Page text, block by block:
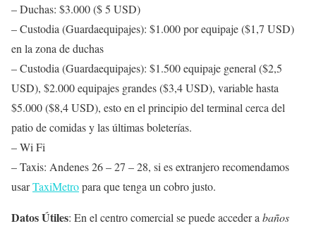
– Duchas: $3.000 ($ 5 USD)
– Custodia (Guardaequipajes): $1.000 por equipaje ($1,7 USD)
en la zona de duchas
– Custodia (Guardaequipajes): $1.500 equipaje general ($2,5
USD), $2.000 equipajes grandes ($3,4 USD), variable hasta
$5.000 ($8,4 USD), esto en el principio del terminal cerca del
patio de comidas y las últimas boleterías.
– Wi Fi
– Taxis: Andenes 26 – 27 – 28, si es extranjero recomendamos
usarTaxiMetropara que tenga un cobro justo.
Datos Útiles: En el centro comercial se puede acceder a baños